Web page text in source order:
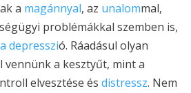
a magánnyal, az unalommal,
problémákkal szemben is,
depresszió. Ráadásul olyan
vennünk a kesztyűt, mint a
elvesztése és distressz. Nem